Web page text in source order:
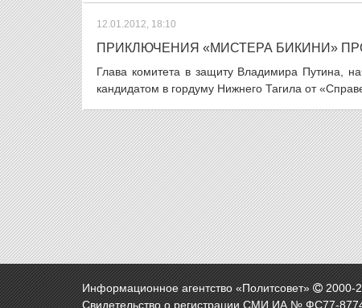
12.01.2012, 18:10
ПРИКЛЮЧЕНИЯ «МИСТЕРА БИКИНИ»
Глава комитета в защиту Владимира Путина,
кандидатом в гордуму Нижнего Тагила от
Информационное агентство «Политсовет» 2000-
Свидетельство о регистрации СМИ ИА № ФС77-